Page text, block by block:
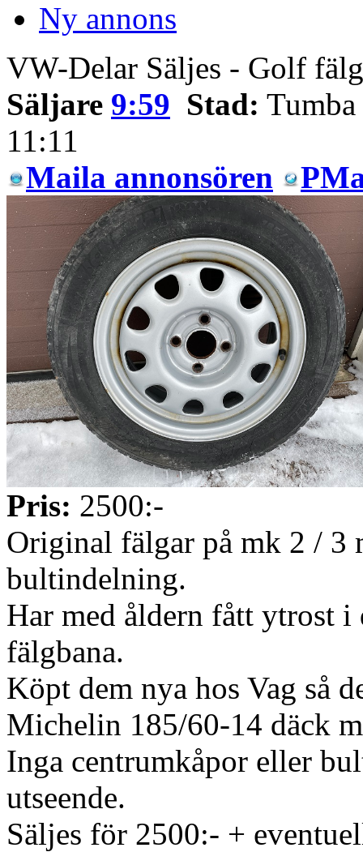
Ny annons
VW-Delar Säljes - Golf
Säljare 9:59 Stad:
11:11
Maila annonsören
Pris: 2500:-
Original fälgar på mk 2 / 3
bultindelning.
Har med åldern fått ytrost
fälgbana.
Köpt dem nya hos Vag så
Michelin 185/60-14 däck
Inga centrumkåpor eller
utseende.
Säljes för 2500:- +